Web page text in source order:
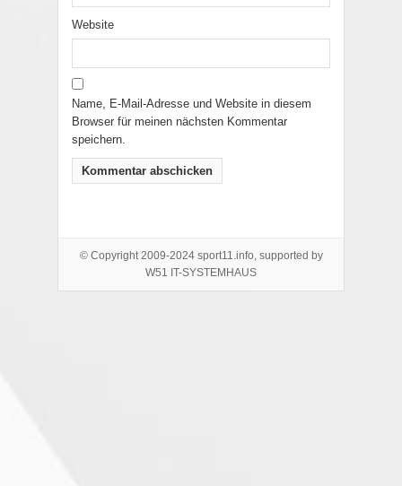
Website
Name, E-Mail-Adresse und Website in diesem
Browser für meinen nächsten Kommentar
speichern.
© Copyright 2009-2024 sport11.info, supported by
W51 IT-SYSTEMHAUS